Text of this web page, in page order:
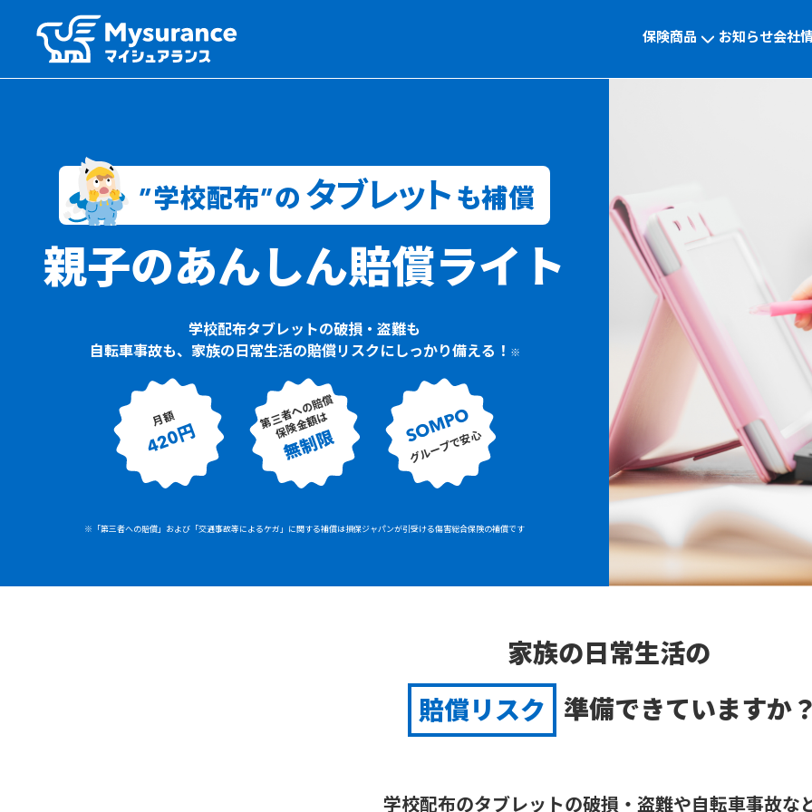
保険商品 お知らせ会社
”学校配布”の タブレット も補償
親子のあんしん賠償ライト
学校配布タブレットの破損・盗難も
自転車事故も、家族の日常生活の賠償リスクにしっかり備える！ ※
月額
420円
第三者への賠償
保険金額は
無制限
SOMPO
グループで安心
※「第三者への賠償」および「交通事故等によるケガ」に関する補償は損保ジャパンが引受ける傷害総合保険の補償です
家族の日常生活の
賠償リスク 準備できていますか
学校配布のタブレットの破損・盗難や 自転車事故な